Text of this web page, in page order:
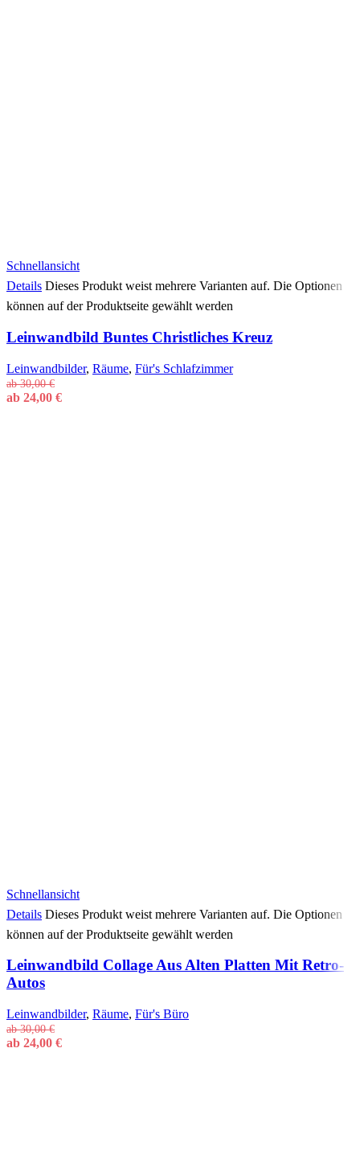
Schnellansicht
Details Dieses Produkt weist mehrere Varianten auf. Die Optionen
können auf der Produktseite gewählt werden
Leinwandbild Buntes Christliches Kreuz
Leinwandbilder, Räume, Für's Schlafzimmer
ab30,00€
ab 24,00 €
Schnellansicht
Details Dieses Produkt weist mehrere Varianten auf. Die Optionen
können auf der Produktseite gewählt werden
Leinwandbild Collage Aus Alten Platten Mit Retro-
Autos
Leinwandbilder, Räume, Für's Büro
ab30,00€
ab 24,00 €